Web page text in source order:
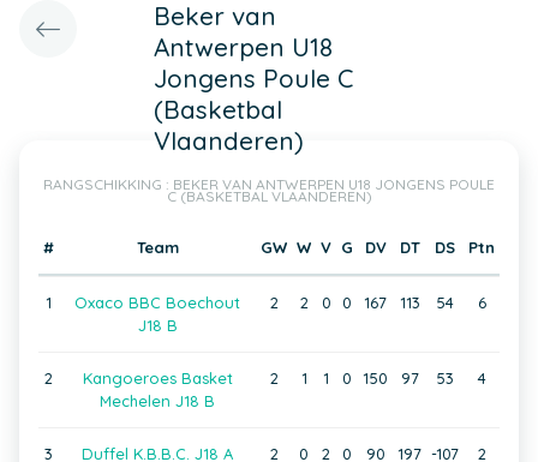
Beker van
Antwerpen U18
Jongens Poule C
(Basketbal
Vlaanderen)
RANGSCHIKKING : BEKER VAN ANTWERPEN U18 JONGENS POULE
C (BASKETBAL VLAANDEREN)
# Team GW W V G DV DT DS Ptn
1
Oxaco BBC Boechout
J18 B
2 2 0 0 167 113 54 6
2
Kangoeroes Basket
Mechelen J18 B
2 1 1 0 150 97 53 4
3 Duffel K.B.B.C. J18 A 2 0 2 0 90 197 -107 2